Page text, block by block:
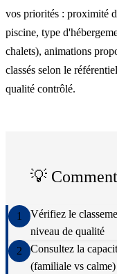
vos priorités : proximité
piscine, type
chalets), animations
classés selon le
qualité contrôlé.
💡
1
Vérifiez le
niveau de qualité
2
Consultez la
(familiale vs calme)